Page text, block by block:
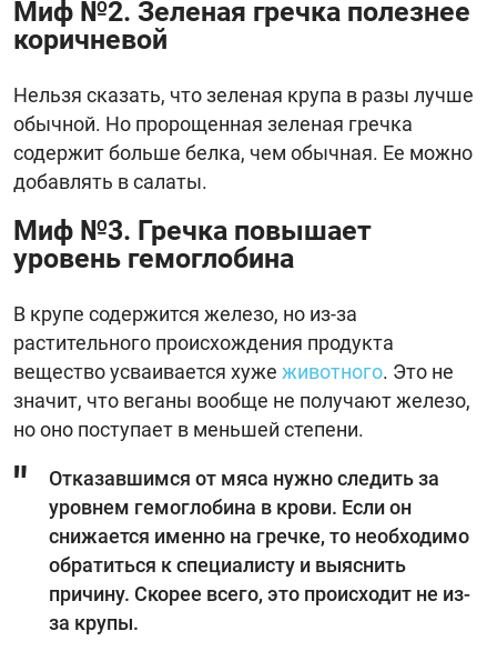
Миф №2. Зеленая гречка полезнее
коричневой
Нельзя сказать, что зеленая крупа в разы лучше
обычной. Но пророщенная зеленая гречка
содержит больше белка, чем обычная. Ее можно
добавлять в салаты.
Миф №3. Гречка повышает
уровень гемоглобина
В крупе содержится железо, но из-за
растительного происхождения продукта
вещество усваивается хуже животного. Это не
значит, что веганы вообще не получают железо,
но оно поступает в меньшей степени.
Отказавшимся от мяса нужно следить за
уровнем гемоглобина в крови. Если он
снижается именно на гречке, то необходимо
обратиться к специалисту и выяснить
причину. Скорее всего, это происходит не из-
за крупы.